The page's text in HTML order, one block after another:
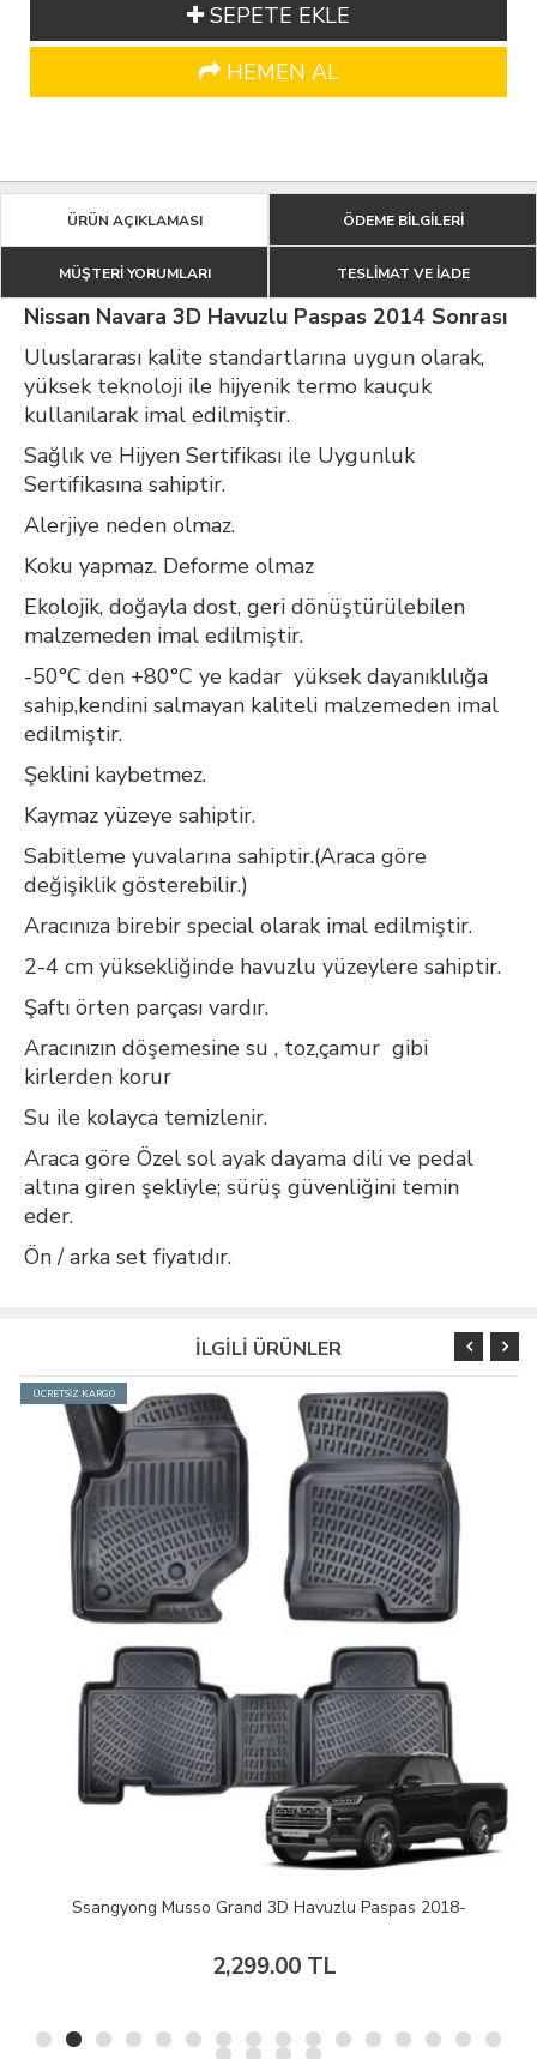
SEPETE EKLE
HEMEN AL
ÜRÜN AÇIKLAMASI ÖDEME BİLGİLERİ
MÜŞTERİ YORUMLARI TESLİMAT VE İADE
Nissan Navara 3D Havuzlu Paspas 2014 Sonrası
Uluslararası kalite standartlarına uygun olarak,
yüksek teknoloji ile hijyenik termo kauçuk
kullanılarak imal edilmiştir.
Sağlık ve Hijyen Sertifikası ile Uygunluk
Sertifikasına sahiptir.
Alerjiye neden olmaz.
Koku yapmaz. Deforme olmaz
Ekolojik, doğayla dost, geri dönüştürülebilen
malzemeden imal edilmiştir.
-50°C den +80°C ye kadar yüksek dayanıklılığa
sahip,kendini salmayan kaliteli malzemeden imal
edilmiştir.
Şeklini kaybetmez.
Kaymaz yüzeye sahiptir.
Sabitleme yuvalarına sahiptir.(Araca göre
değişiklik gösterebilir.)
Aracınıza birebir special olarak imal edilmiştir.
2-4 cm yüksekliğinde havuzlu yüzeylere sahiptir.
Şaftı örten parçası vardır.
Aracınızın döşemesine su , toz,çamur gibi
kirlerden korur
Su ile kolayca temizlenir.
Araca göre Özel sol ayak dayama dili ve pedal
altına giren şekliyle; sürüş güvenliğini temin
eder.
Ön / arka set fiyatıdır.
İLGİLİ ÜRÜNLER
ÜCRETSİZ KARGO
Ssangyong Musso Grand 3D Havuzlu Paspas 2018-
2,299.00 TL